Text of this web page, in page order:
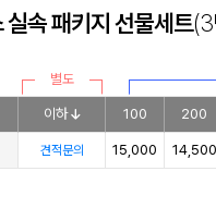
실속 패키지 선물세트(3
별도
이하 100 200
견적문의 15,000 14,500